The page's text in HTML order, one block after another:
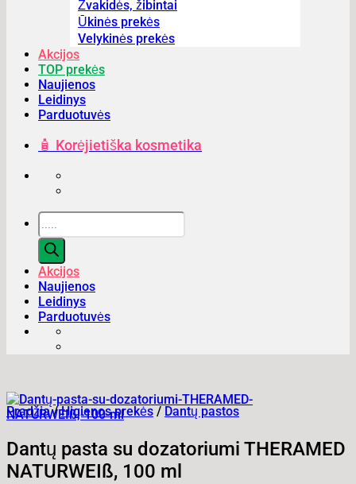
Žvakidės, žibintai
Ūkinės prekės
Velykinės prekės
Akcijos
TOP prekės
Naujienos
Leidinys
Parduotuvės
🧴 Korėjietiška kosmetika
Products
search
Akcijos
Naujienos
Leidinys
Parduotuvės
Pradžia / Higienos prekės / Dantų pastos
Dantų pasta su dozatoriumi THERAMED
NATURWEIß, 100 ml